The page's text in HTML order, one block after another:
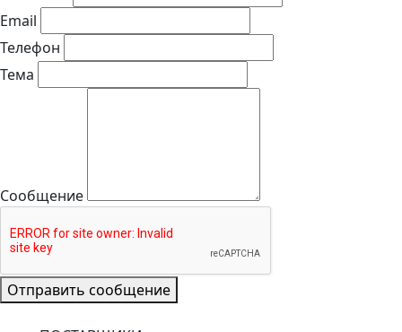
Email
Телефон
Тема
Сообщение
Отправить сообщение